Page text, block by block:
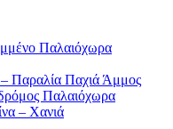
Παλαιόχωρα
Παραλία Παχιά Άμμος
Παλαιόχωρα
– Χανιά